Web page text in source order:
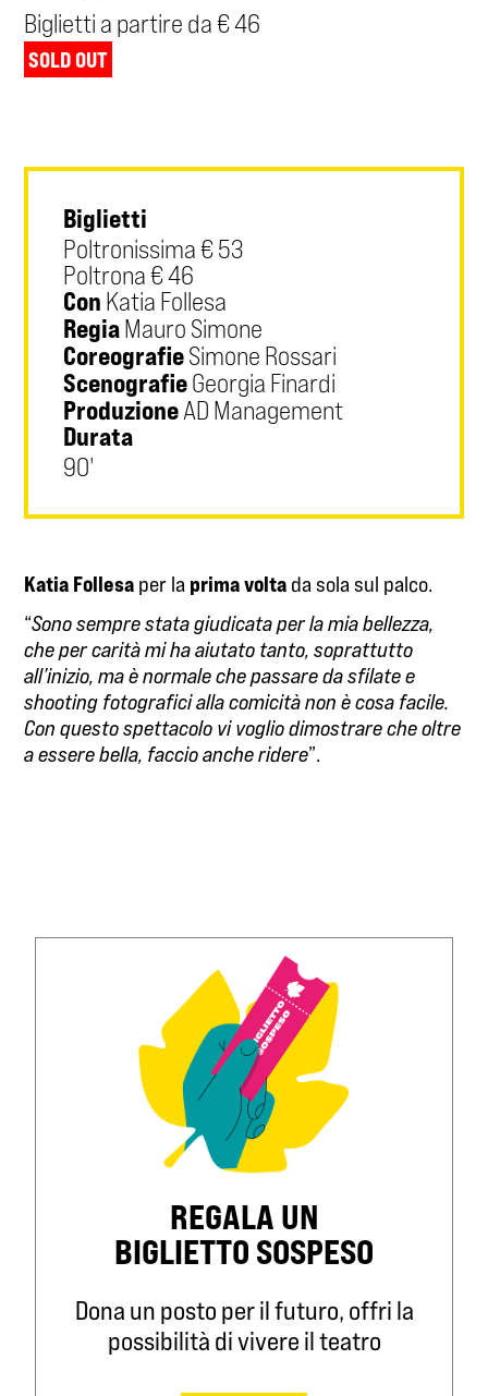
Biglietti a partire da € 46
SOLD OUT
Biglietti
Poltronissima € 53
Poltrona € 46
Con Katia Follesa
RegiaMauro Simone
CoreografieSimone Rossari
ScenografieGeorgia Finardi
ProduzioneAD Management
Durata
90'
Katia Follesa per la prima volta da sola sul palco.
“Sono sempre stata giudicata per la mia bellezza,
che per carità mi ha aiutato tanto, soprattutto
all’inizio, ma è normale che passare da sfilate e
shooting fotografici alla comicità non è cosa facile.
Con questo spettacolo vi voglio dimostrare che oltre
a essere bella, faccio anche ridere”.
REGALA UN
BIGLIETTO SOSPESO
Dona un posto per il futuro, offri la
possibilità di vivere il teatro